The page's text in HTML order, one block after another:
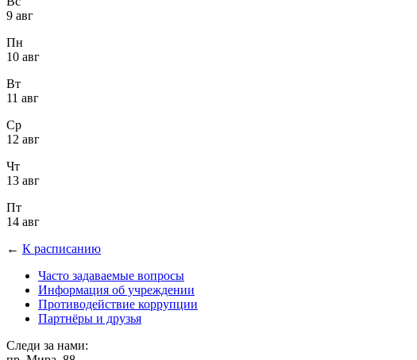
9 авг
Пн
10 авг
Вт
11 авг
Ср
12 авг
Чт
13 авг
Пт
14 авг
← К расписанию
Часто задаваемые вопросы
Информация об учреждении
Противодействие коррупции
Партнёры и друзья
Следи за нами: